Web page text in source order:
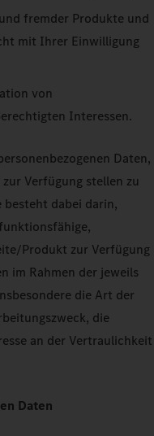
fremder Produkte und
mit Ihrer Einwilligung
von
Interessen.
Daten,
Verfügung stellen zu
besteht dabei darin,
Produkt zur Verfügung
im Rahmen der jeweils
die Art der
die
an der Vertraulichkeit
Daten